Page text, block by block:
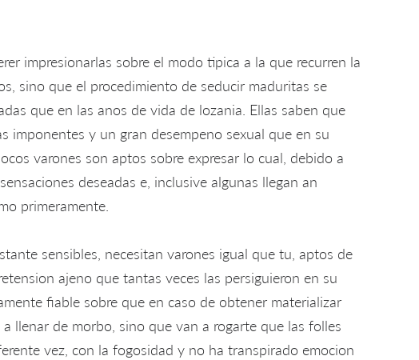
impresionarlas sobre el modo tipica a la que recurren la
sino que el procedimiento de seducir maduritas se
que en las anos de vida de lozania. Ellas saben que
imponentes y un gran desempeno sexual que en su
varones son aptos sobre expresar lo cual, debido a
deseadas e, inclusive algunas llegan an
primeramente.
sensibles, necesitan varones igual que tu, aptos de
ajeno que tantas veces las persiguieron en su
fiable sobre que en caso de obtener materializar
llenar de morbo, sino que van a rogarte que las folles
vez, con la fogosidad y no ha transpirado emocion